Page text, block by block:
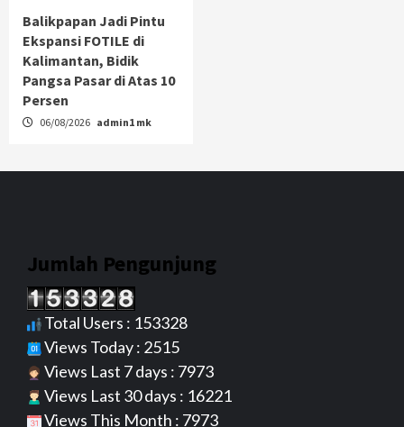
Balikpapan Jadi Pintu
Ekspansi FOTILE di
Kalimantan, Bidik
Pangsa Pasar di Atas 10
Persen
06/08/2026 admin1 mk
Jumlah Pengunjung
Total Users : 153328
Views Today : 2515
Views Last 7 days : 7973
Views Last 30 days : 16221
Views This Month : 7973